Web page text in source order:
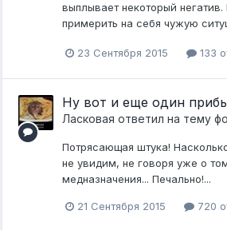
выплывает некоторый
примерить на себя чужую
23 Сентября 2015 133
Ну вот и еще один
Ласковая ответил на тему
Потрясающая штука!
не увидим, не говоря уже о
медназначения... Печально!...
21 Сентября 2015 720